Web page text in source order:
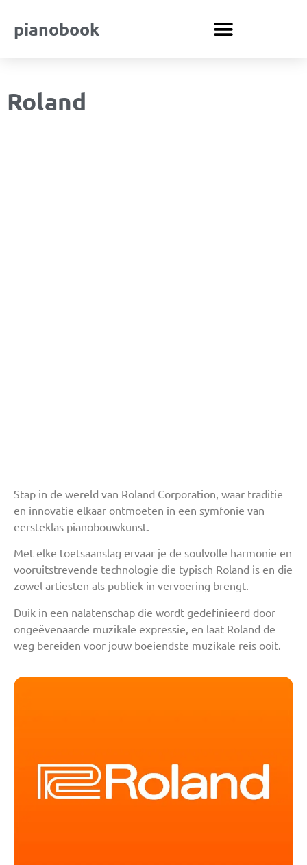
pianobook
Roland
Stap in de wereld van Roland Corporation, waar traditie
en innovatie elkaar ontmoeten in een symfonie van
eersteklas pianobouwkunst.
Met elke toetsaanslag ervaar je de soulvolle harmonie en
vooruitstrevende technologie die typisch Roland is en die
zowel artiesten als publiek in vervoering brengt.
Duik in een nalatenschap die wordt gedefinieerd door
ongeëvenaarde muzikale expressie, en laat Roland de
weg bereiden voor jouw boeiendste muzikale reis ooit.